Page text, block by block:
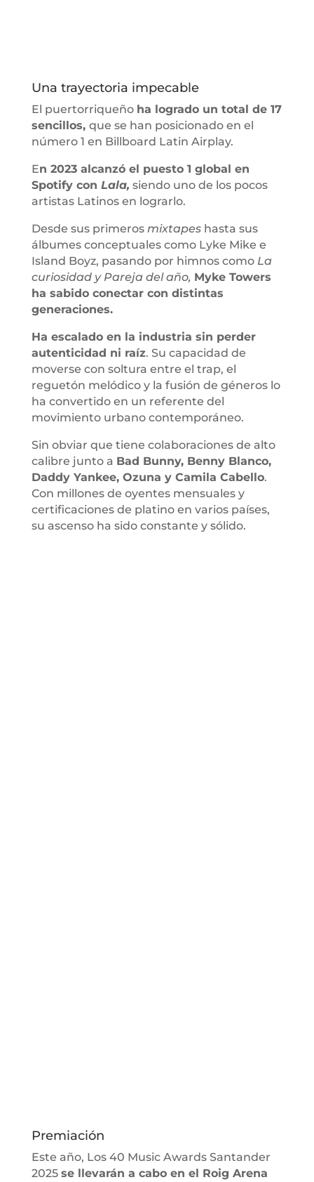
Una trayectoria impecable
El puertorriqueño ha logrado un total de 17
sencillos, que se han posicionado en el
número 1 en Billboard Latin Airplay.
En 2023 alcanzó el puesto 1 global en
Spotify con Lala, siendo uno de los pocos
artistas Latinos en lograrlo.
Desde sus primeros mixtapeshasta sus
álbumes conceptuales como Lyke Mike e
Island Boyz, pasando por himnos comoLa
curiosidad y Pareja del año, Myke Towers
ha sabido conectar con distintas
generaciones.
Ha escalado en la industria sin perder
autenticidad ni raíz. Su capacidad de
moverse con soltura entre el trap, el
reguetón melódico y la fusión de géneros lo
ha convertido en un referente del
movimiento urbano contemporáneo.
Sin obviar que tiene colaboraciones de alto
calibre junto a Bad Bunny, Benny Blanco,
Daddy Yankee, Ozuna y Camila Cabello.
Con millones de oyentes mensuales y
certificaciones de platino en varios países,
su ascenso ha sido constante y sólido.
Premiación
Este año, Los 40 Music Awards Santander
2025 se llevarán a cabo en el Roig Arena